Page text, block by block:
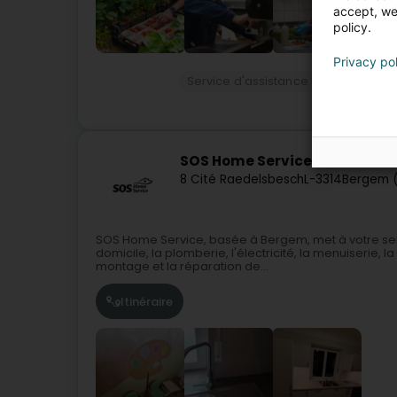
SOS Home Service
8 Cité RaedelsbeschL-3314Bergem
SOS Home Service, basée à Bergem, met à votre
domicile, la plomberie, l'électricité, la menuiserie,
montage et la réparation de...
Itinéraire
accept,
policy.
Privacy